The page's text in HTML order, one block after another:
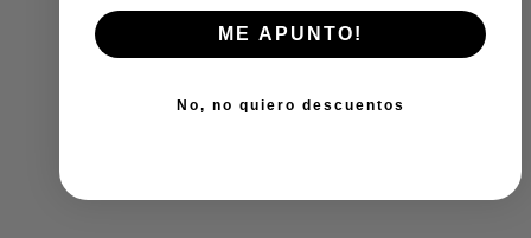
ME APUNTO!
No, no quiero descuentos